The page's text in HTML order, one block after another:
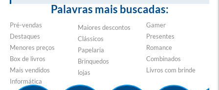
Palavras mais buscadas:
Pré-vendas
Destaques
Menores preços
Box de livros
Mais vendidos
Informática
Maiores descontos
Clássicos
Papelaria
Brinquedos
lojas
Gamer
Presentes
Romance
Combinados
Livros com brinde